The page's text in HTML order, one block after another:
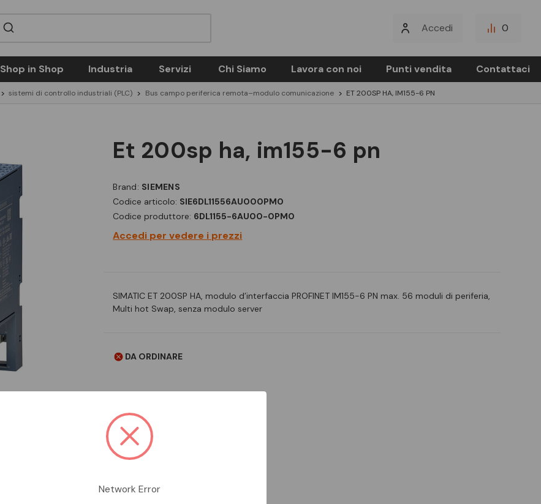
Accedi 0
Shop in Shop Industria Servizi Chi Siamo Lavora con noi Punti vendita Contattaci
sistemi di controllo industriali (PLC) Bus campo periferica remota–modulo comunicazione ET 200SP HA, IM155-6 PN
et 200sp ha, im155-6 pn
Brand: SIEMENS
Codice articolo: SIE6DL11556AU000PM0
Codice produttore: 6DL1155-6AU00-0PM0
Accedi per vedere i prezzi
SIMATIC ET 200SP HA, modulo d’interfaccia PROFINET IM155-6 PN max. 56 moduli di periferia,
Multi hot Swap, senza modulo server
DA ORDINARE
Network Error